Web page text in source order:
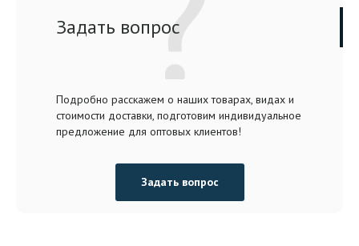
Задать вопрос
Подробно расскажем о наших товарах, видах и
стоимости доставки, подготовим индивидуальное
предложение для оптовых клиентов!
Задать вопрос